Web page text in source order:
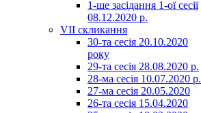
1-ше засідання 1-ої сесії
08.12.2020 р.
VII скликання
30-та сесія 20.10.2020
року
29-та сесія 28.08.2020 р.
28-ма сесія 10.07.2020 р.
27-ма сесія 20.05.2020
26-та сесія 15.04.2020